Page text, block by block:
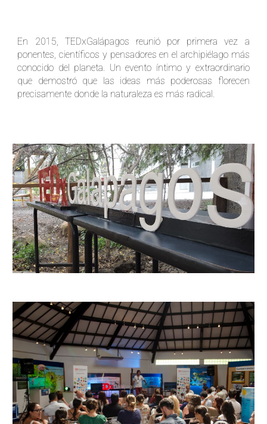
En 2015, TEDxGalápagos reunió por primera vez a
ponentes, científicos y pensadores en el archipiélago más
conocido del planeta. Un evento íntimo y extraordinario
que demostró que las ideas más poderosas florecen
precisamente donde la naturaleza es más radical.